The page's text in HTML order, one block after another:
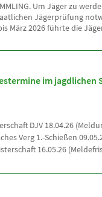
Um Jäger zu
Jägerprüfung
März 2026 führte die
im jagdlichen
DJV 18.04.26
Verg 1.-Schießen
16.05.26